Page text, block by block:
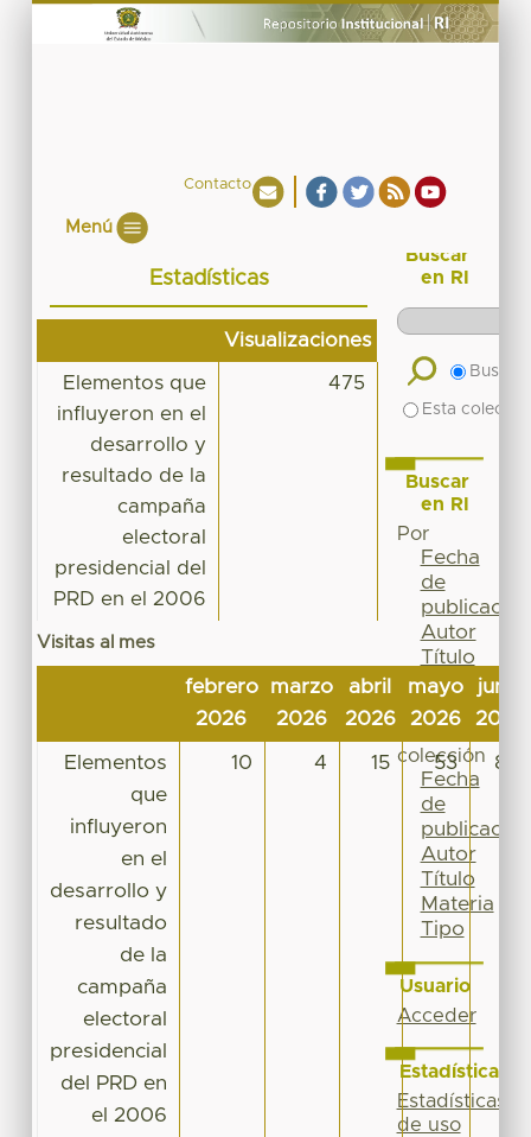
Contacto
Menú
Estadísticas
Visualizaciones
Elementos que
influyeron en el
desarrollo y
resultado de la
campaña
electoral
presidencial del
PRD en el 2006
475
Visitas al mes
febrero
2026
marzo
2026
abril
2026
mayo
2026
junio
2026
Elementos
que
influyeron
en el
desarrollo y
resultado
de la
campaña
electoral
presidencial
del PRD en
el 2006
10 4 15 53 89
Buscar
en RI
Buscar
Esta
Buscar
en RI
Por
Fecha
de
publicación
Autor
Título
Materia
Tipo
colección
Fecha
de
publicación
Autor
Título
Materia
Tipo
Usuario
Acceder
Estadísticas
Estadísticas
de uso